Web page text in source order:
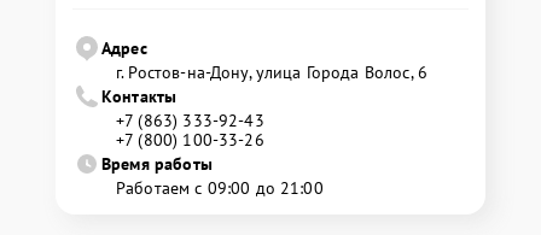
Адрес
г. Ростов-на-Дону, улица Города Волос, 6
Контакты
+7 (863) 333-92-43
+7 (800) 100-33-26
Время работы
Работаем с 09:00 до 21:00